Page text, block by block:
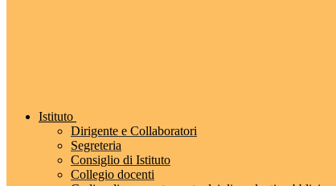
Istituto
Dirigente e Collaboratori
Segreteria
Consiglio di Istituto
Collegio docenti